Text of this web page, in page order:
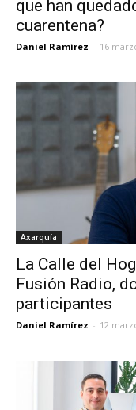
que han
cuarentena?
Daniel Ramírez - 16
Axarquía
La Calle del
Fusión Radio,
participantes
Daniel Ramírez - 12